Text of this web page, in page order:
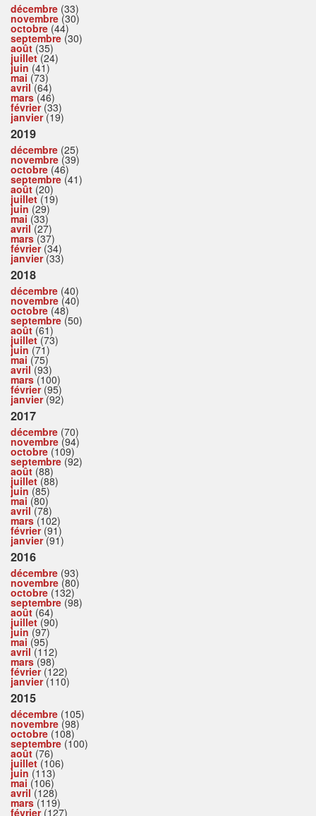
décembre (33)
novembre (30)
octobre (44)
septembre (30)
août (35)
juillet(24)
juin (41)
mai (73)
avril(64)
mars(46)
février(33)
janvier(19)
2019
décembre (25)
novembre (39)
octobre (46)
septembre (41)
août (20)
juillet(19)
juin (29)
mai (33)
avril(27)
mars(37)
février(34)
janvier(33)
2018
décembre (40)
novembre (40)
octobre (48)
septembre (50)
août (61)
juillet(73)
juin (71)
mai (75)
avril(93)
mars(100)
février(95)
janvier(92)
2017
décembre (70)
novembre (94)
octobre (109)
septembre (92)
août (88)
juillet(88)
juin (85)
mai (80)
avril(78)
mars(102)
février(91)
janvier(91)
2016
décembre (93)
novembre (80)
octobre (132)
septembre (98)
août (64)
juillet(90)
juin (97)
mai (95)
avril(112)
mars(98)
février(122)
janvier(110)
2015
décembre (105)
novembre (98)
octobre (108)
septembre (100)
août (76)
juillet(106)
juin (113)
mai (106)
avril(128)
mars(119)
février(127)